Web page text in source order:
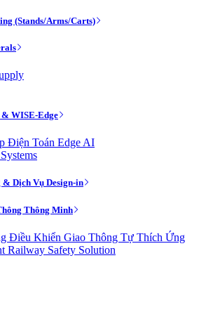
(Stands/Arms/Carts)
WISE-Edge
Điện Toán Edge AI
& Dịch Vụ Design-in
Thông Minh
Điều Khiển Giao Thông Tự Thích Ứng
Railway Safety Solution